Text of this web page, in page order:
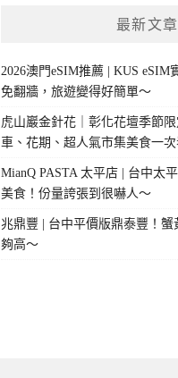
最新文章
2026澳門eSIM推薦 | KUS eSIM
免翻牆，旅遊變得好簡單～
虎山巖金針花｜彰化花壇季節
車、花期、超人氣市集美食一
MianQ PASTA 太平店 | 台中太
美食！份量誇張到很嚇人～
兆鼎豐 | 台中平價版鼎泰豐！蟹
夠高～